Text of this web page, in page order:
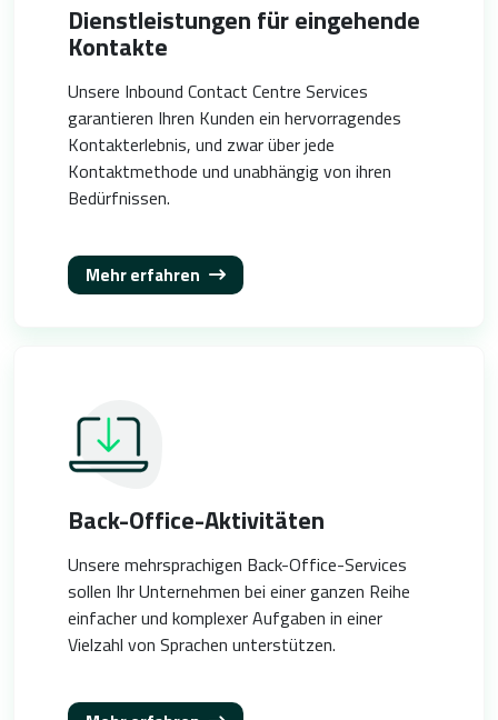
Dienstleistungen für eingehende
Kontakte
Unsere Inbound Contact Centre Services
garantieren Ihren Kunden ein hervorragendes
Kontakterlebnis, und zwar über jede
Kontaktmethode und unabhängig von ihren
Bedürfnissen.
Mehr erfahren
Back-Office-Aktivitäten
Unsere mehrsprachigen Back-Office-Services
sollen Ihr Unternehmen bei einer ganzen Reihe
einfacher und komplexer Aufgaben in einer
Vielzahl von Sprachen unterstützen.